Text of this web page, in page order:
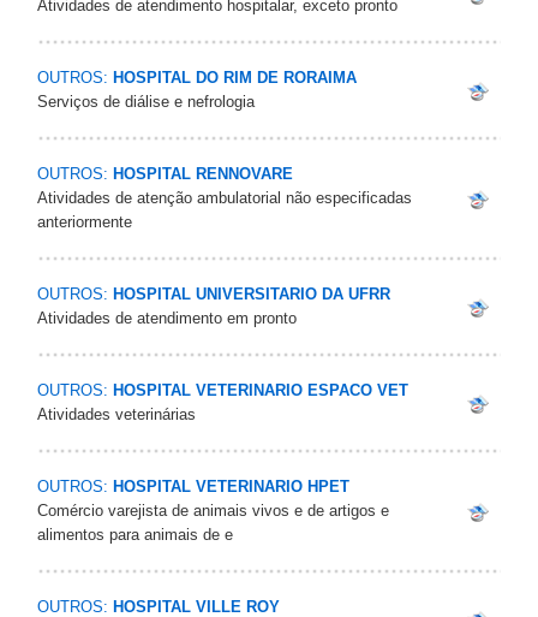
Atividades de atendimento hospitalar, exceto pronto
OUTROS: HOSPITAL DO RIM DE RORAIMA
Serviços de diálise e nefrologia
OUTROS: HOSPITAL RENNOVARE
Atividades de atenção ambulatorial não especificadas
anteriormente
OUTROS: HOSPITAL UNIVERSITARIO DA UFRR
Atividades de atendimento em pronto
OUTROS: HOSPITAL VETERINARIO ESPACO VET
Atividades veterinárias
OUTROS: HOSPITAL VETERINARIO HPET
Comércio varejista de animais vivos e de artigos e
alimentos para animais de e
OUTROS: HOSPITAL VILLE ROY